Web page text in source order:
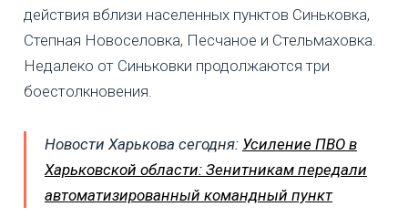
действия вблизи населенных пунктов Синьковка,
Степная Новоселовка, Песчаное и Стельмаховка.
Недалеко от Синьковки продолжаются три
боестолкновения.
Новости Харькова сегодня: Усиление ПВО в
Харьковской области: Зенитникам передали
автоматизированный командный пункт